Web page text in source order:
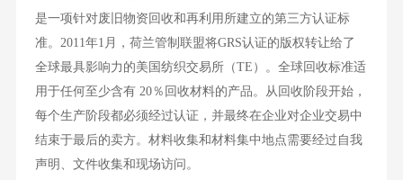
是一项针对废旧物资回收和再利用所建立的第三方认证标
准。2011年1月，荷兰管制联盟将GRS认证的版权转让给了
全球最具影响力的美国纺织交易所（TE）。全球回收标准适
用于任何至少含有 20％回收材料的产品。从回收阶段开始，
每个生产阶段都必须经过认证，并最终在企业对企业交易中
结束于最后的卖方。材料收集和材料集中地点需要经过自我
声明、文件收集和现场访问。